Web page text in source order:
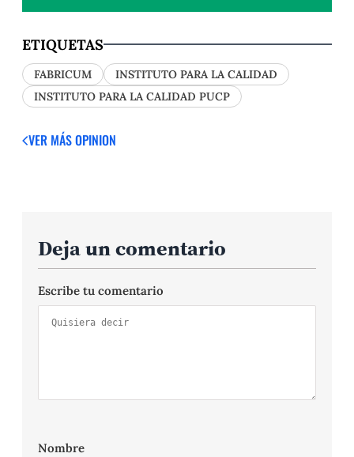
ETIQUETAS
FABRICUM
INSTITUTO PARA LA CALIDAD
INSTITUTO PARA LA CALIDAD PUCP
VER MÁS OPINION
Deja un comentario
Escribe tu comentario
Nombre